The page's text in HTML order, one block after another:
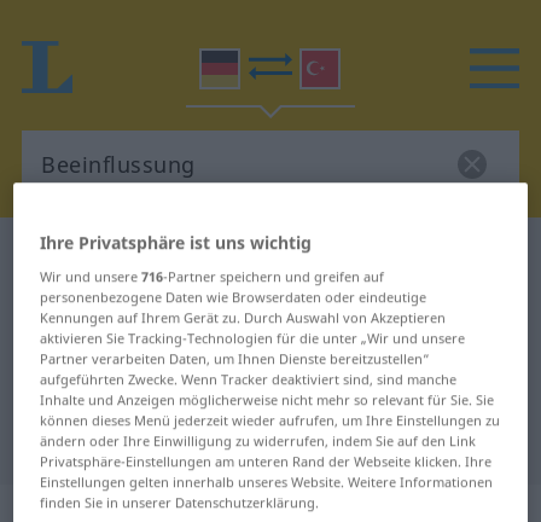
Deutsch-Türkisch Wörterbuch
Deutsch-Türkisch Übersetzung für
"Beeinflussung"
"Beeinflussung" Türkisch
Übersetzung
„Beeinflussung“: weiblich
Ihre Privatsphäre ist uns wichtig
Wir und unsere716-Partner speichern und greifen auf
personenbezogene Daten wie Browserdaten oder eindeutige
Kennungen auf Ihrem Gerät zu. Durch Auswahl von Akzeptieren
aktivieren Sie Tracking-Technologien für die unter „Wir und unsere
Partner verarbeiten Daten, um Ihnen Dienste bereitzustellen“
aufgeführten Zwecke. Wenn Tracker deaktiviert sind, sind manche
Inhalte und Anzeigen möglicherweise nicht mehr so relevant für Sie. Sie
können dieses Menü jederzeit wieder aufrufen, um Ihre Einstellungen zu
ändern oder Ihre Einwilligung zu widerrufen, indem Sie auf den Link
Privatsphäre-Einstellungen am unteren Rand der Webseite klicken. Ihre
Einstellungen gelten innerhalb unseres Website. Weitere Informationen
finden Sie in unserer Datenschutzerklärung.